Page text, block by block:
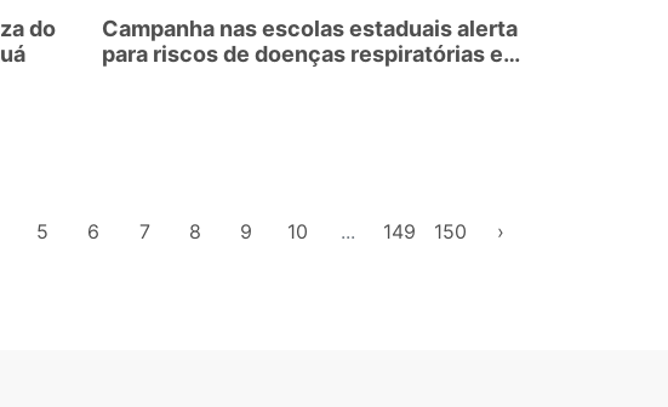
do
Campanha nas escolas estaduais alerta
para riscos de doenças respiratórias e
5 6 7 8 9 10 ... 149 150 ›